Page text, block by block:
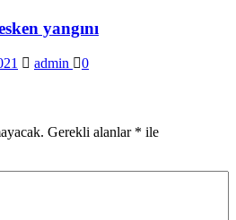
yangını
admin 0
Gerekli alanlar * ile